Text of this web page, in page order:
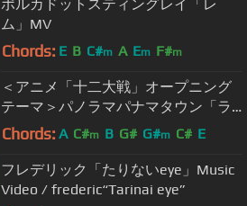
ポルカドットスティングレイ「レ
ム」MV
Chords: E B C#m A Em F#m
＜アニメ「十二大戦」オープニング
テーマ＞パノラマパナマタウン「ラ
プチャー」Music
"Rapture"
Chords: A C#m B G# G#m C# E
フレデリック「たりないeye」Music
Video / frederic“Tarinai eye”